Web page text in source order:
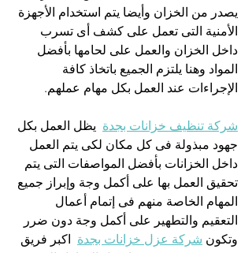
يصدر من الخزان وأيضا يتم استخدام الأجهزة
الأمنية التى تعمل على كشف أى تسرب
داخل الخزان والعمل على لحامها بأفضل
المواد وهنا يلتزم الجميع باتخاذ كافة
الإجراءات عند العمل بكل مهام عملهم.
شركة تنظيف خزانات بجدة
  يظل العمل بكل
جهود مبذولة فى كل مكان لكى يتم العمل
داخل الخزانات بأفضل المواصفات التى يتم
تحقيق العمل بها على أكمل وجة وإبراز جميع
المهام الخاصة منهم فى إتمام أعمال
التعقيم والتطهير على أكمل وجة دون ضرر
وتكون شركة عزل خزانات بجدة
  اكبر فريق